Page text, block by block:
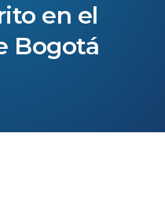
en el
Bogotá